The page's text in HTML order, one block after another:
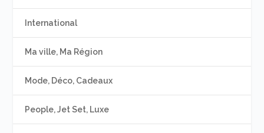
International
Ma ville, Ma Région
Mode, Déco, Cadeaux
People, Jet Set, Luxe